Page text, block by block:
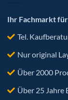
Ihr Fachmarkt
Tel.
Nur original
Über 2000
Über 25 Jahre